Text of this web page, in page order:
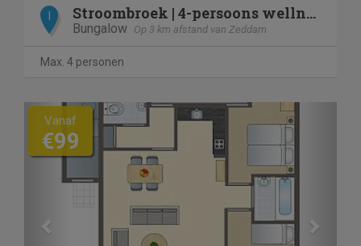
Stroombroek | 4-persoons wellnessbungalow | 4ELW
Bungalow Op 3 km afstand van Zeddam
Max. 4 personen
Previous
Vanaf
€99